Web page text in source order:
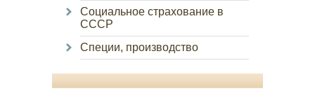
Социальное страхование в
СССР
Специи, производство